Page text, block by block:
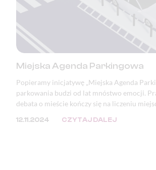
Miejska Agenda Parkingowa
Popieramy inicjatywę „Miejska Agenda
parkowania budzi od lat mnóstwo emocji.
debata o mieście kończy się na liczeniu
zdewastowaną zieleń. Mimo, że problem ten
12.11.2024 CZYTAJ DALEJ